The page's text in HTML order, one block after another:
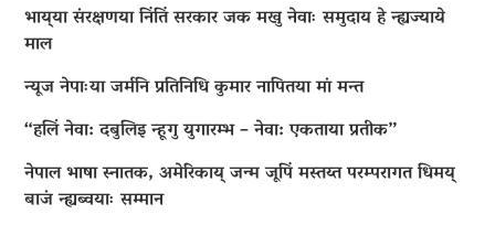
भाय्‌या संरक्षणया निंतिं सरकार जक मखु नेवाः समुदाय हे न्ह्यज्याये
माल
न्यूज नेपाःया जर्मनि प्रतिनिधि कुमार नापितया मां मन्त
“हलिं नेवा: दबुलिइ न्हूगु युगारम्भ – नेवा: एकताया प्रतीक”
नेपाल भाषा स्नातक, अमेरिकाय् जन्म जूपिं मस्तय्त परम्परागत धिमय्
बाजं न्ह्यब्वयाः सम्मान